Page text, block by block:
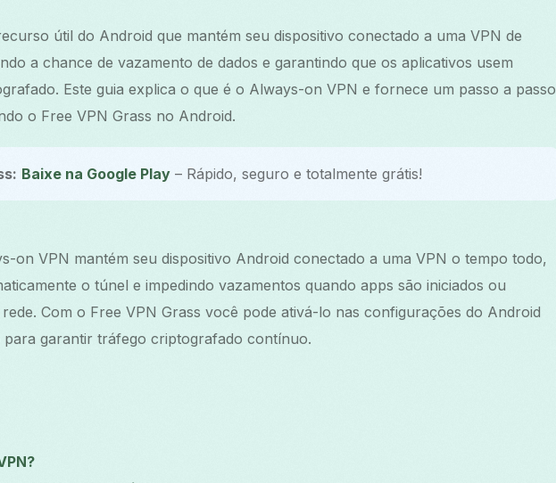
útil do Android que mantém seu dispositivo conectado a uma VPN de
a chance de vazamento de dados e garantindo que os aplicativos usem
Este guia explica o que é o Always-on VPN e fornece um passo a passo
o Free VPN Grass no Android.
Baixe na Google Play – Rápido, seguro e totalmente grátis!
on VPN mantém seu dispositivo Android conectado a uma VPN o tempo todo,
o túnel e impedindo vazamentos quando apps são iniciados ou
Com o Free VPN Grass você pode ativá-lo nas configurações do Android
garantir tráfego criptografado contínuo.